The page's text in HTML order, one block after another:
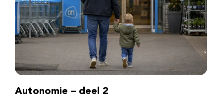
Autonomie – deel 2